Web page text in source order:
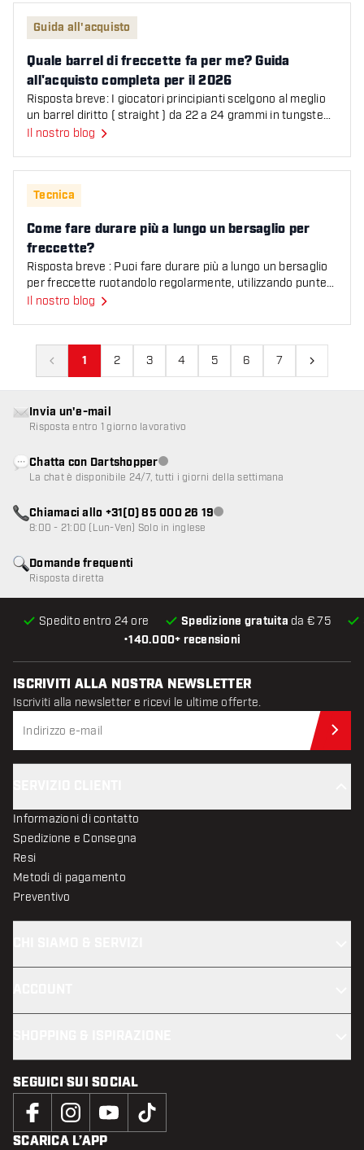
Quale barrel di freccette fa per me? Guida all'acquisto
Guida all'acquisto
Quale barrel di freccette fa per me? Guida
all'acquisto completa per il 2026
Risposta breve: I giocatori principianti scelgono al meglio
un barrel diritto ( straight ) da 22 a 24 grammi in tungsteno
90% con grip medio. Questo peso e que
Il nostro blog
Come fare durare più a lungo un bersaglio per freccette?
Tecnica
Come fare durare più a lungo un bersaglio per
freccette?
Risposta breve : Puoi fare durare più a lungo un bersaglio
per freccette ruotandolo regolarmente, utilizzando punte
affilate e mantenendo in buone condizioni
Il nostro blog
Precedente
1 2 3 4 5 6 7 Prossimo
•140.000+ recensioni
Spedito entro 24 ore Spedizione gratuita da € 75
Domande frequenti
Risposta diretta
Invia un'e-mail
Risposta entro 1 giorno lavorativo
Chatta con DartshopperServizio clienti non disponibile
La chat è disponibile 24/7, tutti i giorni della settimana
Chiamaci allo +31(0) 85 000 26 19Servizio clienti non disponibile
8:00 - 21:00 (Lun-Ven) Solo in inglese
ISCRIVITI ALLA NOSTRA NEWSLETTER
Iscriviti alla newsletter e ricevi le ultime offerte.
Informazioni di contatto
Spedizione e Consegna
Resi
Metodi di pagamento
Preventivo
SEGUICI SUI SOCIAL
SCARICA L’APP